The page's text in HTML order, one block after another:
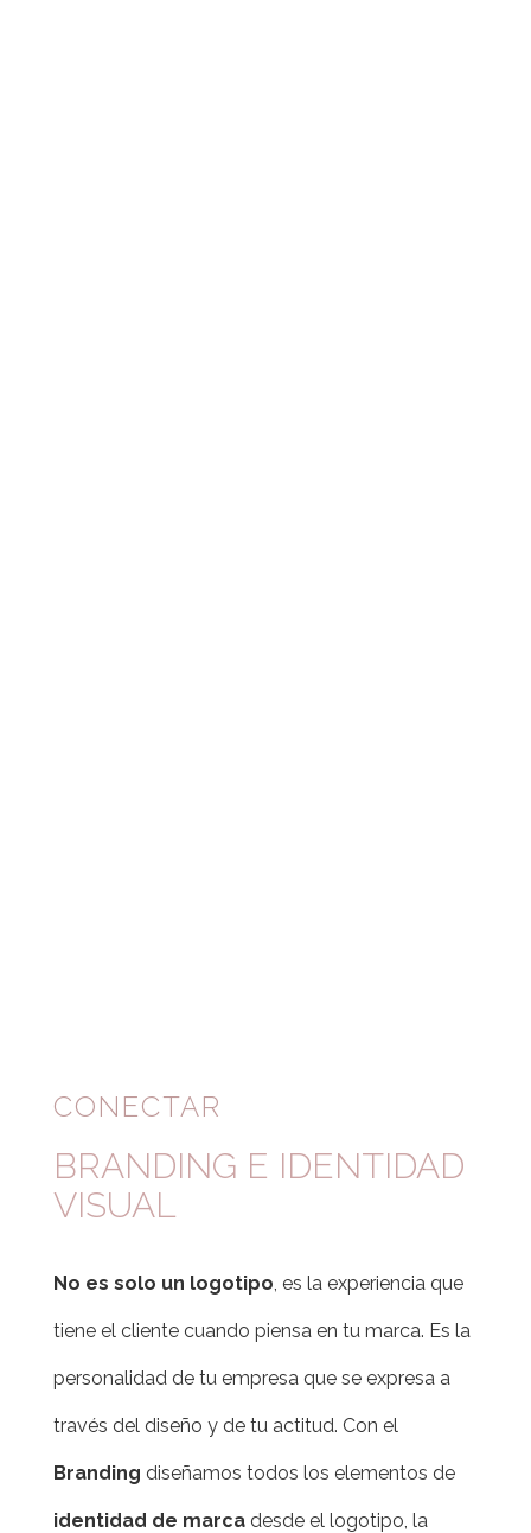
CONECTAR
BRANDING E IDENTIDAD
VISUAL
No es solo un logotipo, es la experiencia que
tiene el cliente cuando piensa en tu marca. Es la
personalidad de tu empresa que se expresa a
través del diseño y de tu actitud. Con el
Branding diseñamos todos los elementos de
identidad de marcadesde el logotipo, la